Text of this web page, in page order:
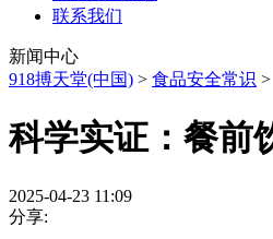
联系我们
新闻中心
918搏天堂(中国) > 食品安全常识 >
科学实证：餐前
2025-04-23 11:09
分享: